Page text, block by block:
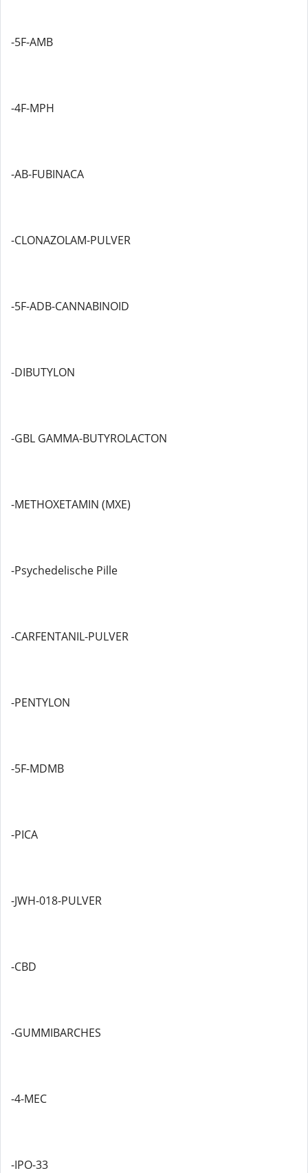
-5F-AMB
-4F-MPH
-AB-FUBINACA
-CLONAZOLAM-PULVER
-5F-ADB-CANNABINOID
-DIBUTYLON
-GBL GAMMA-BUTYROLACTON
-METHOXETAMIN (MXE)
-Psychedelische Pille
-CARFENTANIL-PULVER
-PENTYLON
-5F-MDMB
-PICA
-JWH-018-PULVER
-CBD
-GUMMIBARCHES
-4-MEC
-IPO-33